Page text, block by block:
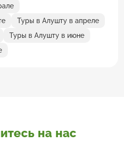
Туры в Алушту в апреле
Туры в Алушту в июне
на нас